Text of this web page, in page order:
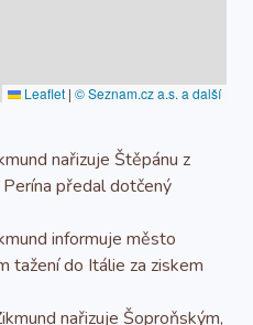
Leaflet | © Seznam.cz a.s. a další
nařizuje Štěpánu z
předal dotčený
informuje město
tažení do Itálie za ziskem
nařizuje Šoproňským,